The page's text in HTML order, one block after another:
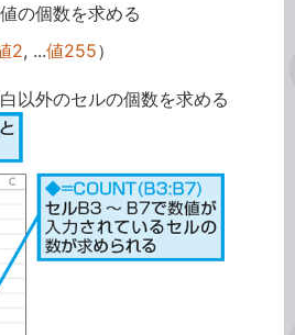
の個数を求める
2, ...値255）
以外のセルの個数を求める